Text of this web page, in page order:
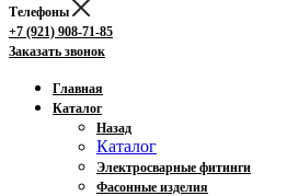
Телефоны
+7 (921) 908-71-85
Заказать звонок
Главная
Каталог
Назад
Каталог
Электросварные фитинги
Фасонные изделия